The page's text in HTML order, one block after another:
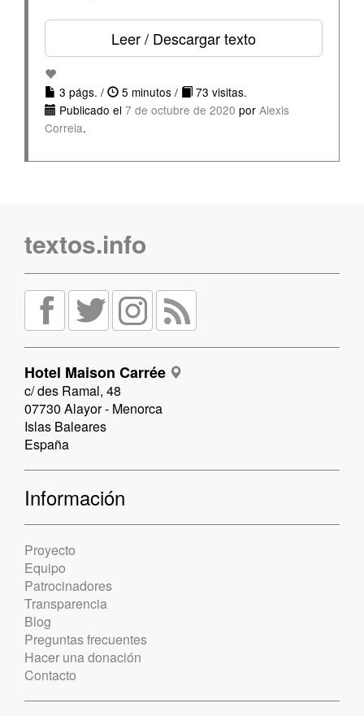
Leer / Descargar texto
3 págs. / 5 minutos /
73 visitas.
Publicado el 7 de octubre de 2020 por Alexis
Correia.
textos.info
Hotel Maison Carrée
c/ des Ramal, 48
07730 Alayor - Menorca
Islas Baleares
España
Información
Proyecto
Equipo
Patrocinadores
Transparencia
Blog
Preguntas frecuentes
Hacer una donación
Contacto